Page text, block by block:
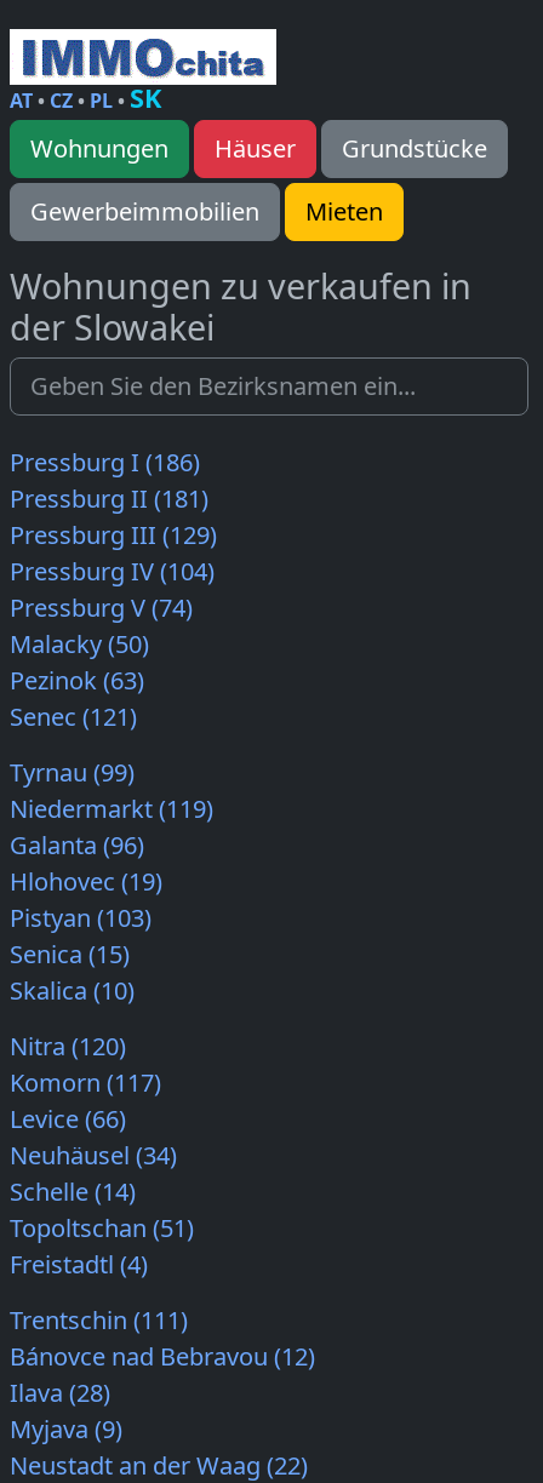
AT• CZ• PL• SK
Wohnungen Häuser
Grundstücke
Gewerbeimmobilien
Mieten
Wohnungen zu verkaufen in
der Slowakei
Pressburg I (186)
Pressburg II (181)
Pressburg III (129)
Pressburg IV (104)
Pressburg V (74)
Malacky (50)
Pezinok (63)
Senec (121)
Tyrnau (99)
Niedermarkt (119)
Galanta (96)
Hlohovec (19)
Pistyan (103)
Senica (15)
Skalica (10)
Nitra (120)
Komorn (117)
Levice (66)
Neuhäusel (34)
Schelle (14)
Topoltschan (51)
Freistadtl (4)
Trentschin (111)
Bánovce nad Bebravou (12)
Ilava (28)
Myjava (9)
Neustadt an der Waag (22)